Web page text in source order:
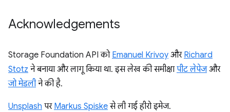
Acknowledgements
Storage Foundation API को Emanuel Krivoy और Richard
Stotz ने बनाया और लागू किया था. इस लेख की समीक्षापीट लेपेजऔर
जो मेडलीने की है.
Unsplash पर Markus Spiskeसे ली गई हीरो इमेज.